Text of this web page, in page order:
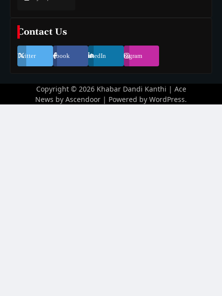
Contact Us
Twitter Facebook LinkedIn Instagram
Copyright © 2026 Khabar Dandi Kanthi | Ace
News by Ascendoor | Powered by WordPress.